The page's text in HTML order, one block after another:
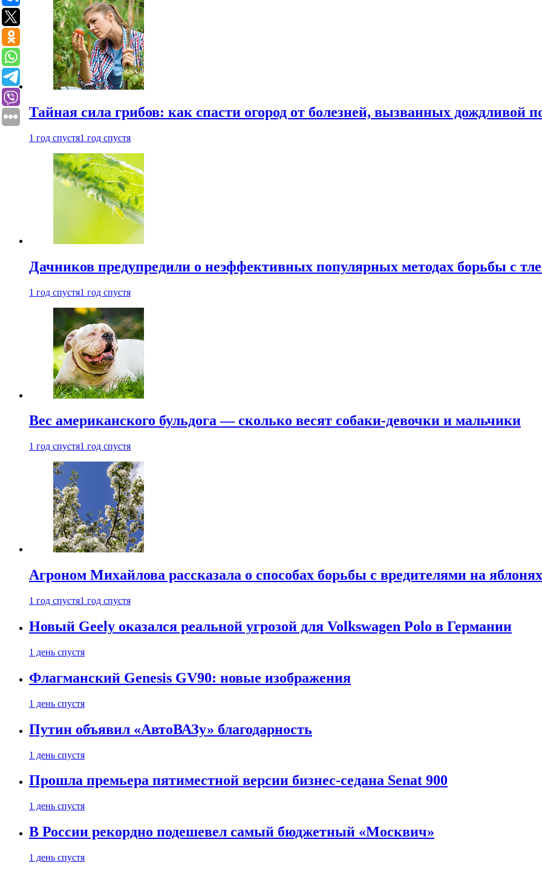
Тайная сила грибов: как спасти огород от болезней, вызванных дождливой
1 год спустя1 год спустя
Дачников предупредили о неэффективных популярных методах борьбы с
1 год спустя1 год спустя
Вес американского бульдога — сколько весят собаки-девочки и мальчики
1 год спустя1 год спустя
Агроном Михайлова рассказала о способах борьбы с вредителями на яблонях
1 год спустя1 год спустя
Новый Geely оказался реальной угрозой для Volkswagen Polo в Германии
1 день спустя
Флагманский Genesis GV90: новые изображения
1 день спустя
Путин объявил «АвтоВАЗу» благодарность
1 день спустя
Прошла премьера пятиместной версии бизнес-седана Senat 900
1 день спустя
В России рекордно подешевел самый бюджетный «Москвич»
1 день спустя